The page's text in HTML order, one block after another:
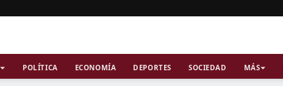
POLÍTICA ECONOMÍA DEPORTES SOCIEDAD MÁS